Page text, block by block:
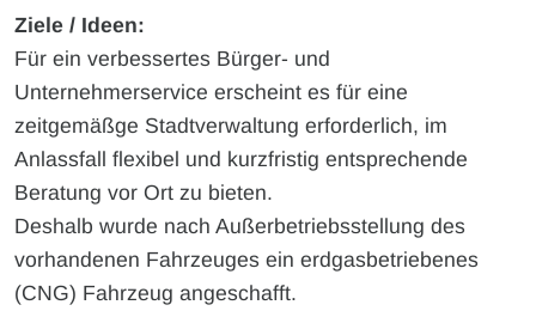
Ziele / Ideen:
Für ein verbessertes Bürger- und
Unternehmerservice erscheint es für eine
zeitgemäßge Stadtverwaltung erforderlich, im
Anlassfall flexibel und kurzfristig entsprechende
Beratung vor Ort zu bieten.
Deshalb wurde nach Außerbetriebsstellung des
vorhandenen Fahrzeuges ein erdgasbetriebenes
(CNG) Fahrzeug angeschafft.